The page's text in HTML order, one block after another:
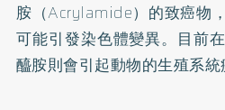
胺（Acrylamide）的致癌物
可能引發染色體變異。目前
醯胺則會引起動物的生殖系統